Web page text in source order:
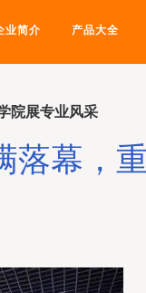
业简介 产品大全
院展专业风采
落幕，